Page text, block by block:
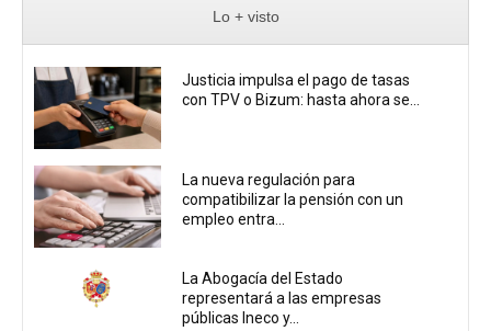
Lo + visto
Justicia impulsa el pago de tasas
con TPV o Bizum: hasta ahora se...
La nueva regulación para
compatibilizar la pensión con un
empleo entra...
La Abogacía del Estado
representará a las empresas
públicas Ineco y...